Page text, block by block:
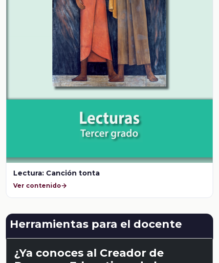
Lectura: Canción tonta
Ver contenido
Herramientas para el docente
¿Ya conoces al Creador de